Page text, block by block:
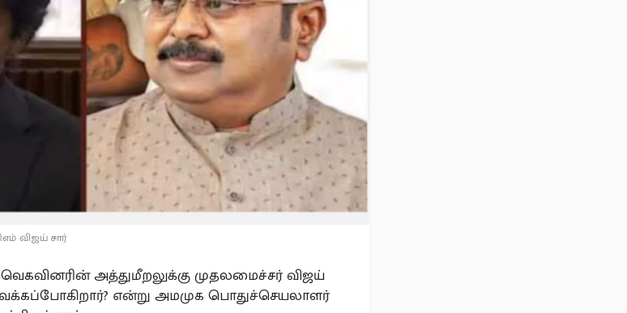
விஜய் சார்
அத்துமீறலுக்கு முதலமைச்சர் விஜய்
என்று அமமுக பொதுச்செயலாளர்